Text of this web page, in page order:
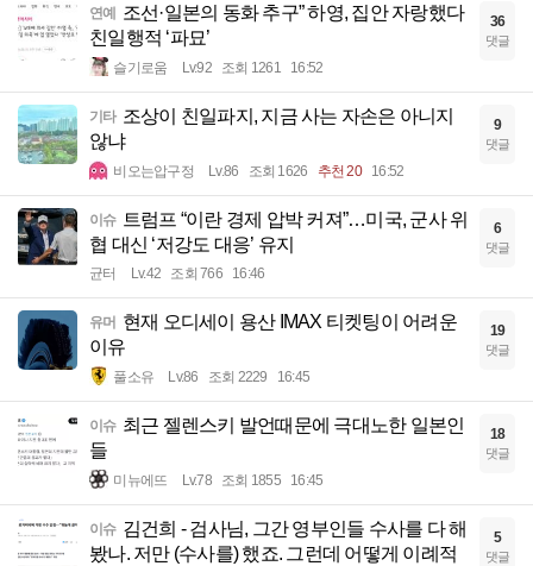
연예
조선·일본의 동화 추구” 하영, 집안 자랑했다
친일행적 ‘파묘’
슬기로움 Lv.92 조회 1261 16:52
36
댓글
기타 조상이 친일파지, 지금 사는 자손은 아니지
않냐
비오는압구정 Lv.86 조회 1626 추천 20 16:52
9
댓글
이슈
트럼프 “이란 경제 압박 커져”…미국, 군사 위
협 대신 ‘저강도 대응’ 유지
균터 Lv.42 조회 766 16:46
6
댓글
유머 현재 오디세이 용산 IMAX 티켓팅이 어려운
이유
풀소유 Lv.86 조회 2229 16:45
19
댓글
이슈 최근 젤렌스키 발언때문에 극대노한 일본인
들
미뉴에뜨 Lv.78 조회 1855 16:45
18
댓글
이슈 김건희 - 검사님, 그간 영부인들 수사를 다 해
봤나. 저만 (수사를) 했죠. 그런데 어떻게 이례적
5
댓글